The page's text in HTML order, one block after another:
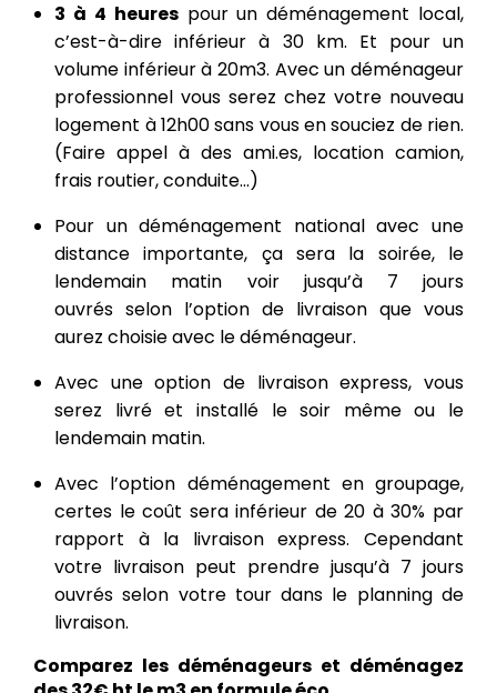
3 à 4 heurespour un déménagement local,
c’est-à-dire inférieur à 30 km. Et pour un
volume inférieur à 20m3. Avec un déménageur
professionnel vous serez chez votre nouveau
logement à 12h00 sans vous en souciez de rien.
(Faire appel à des ami.es, location camion,
frais routier, conduite…)
Pour un déménagement national avec une
distance importante, ça sera la soirée, le
lendemain matin voir jusqu’à 7 jours
ouvrés selon l’option de livraison que vous
aurez choisie avec le déménageur.
Avec une option de livraison express, vous
serez livré et installé le soir même ou le
lendemain matin.
Avec l’option déménagement en groupage,
certes le coût sera inférieur de 20 à 30% par
rapport à la livraison express. Cependant
votre livraison peut prendre jusqu’à 7 jours
ouvrés selon votre tour dans le planning de
livraison.
Comparez les déménageurs et déménagez